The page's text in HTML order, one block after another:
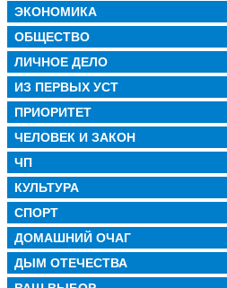
ЭКОНОМИКА
ОБЩЕСТВО
ЛИЧНОЕ ДЕЛО
ИЗ ПЕРВЫХ УСТ
ПРИОРИТЕТ
ЧЕЛОВЕК И ЗАКОН
ЧП
КУЛЬТУРА
СПОРТ
ДОМАШНИЙ ОЧАГ
ДЫМ ОТЕЧЕСТВА